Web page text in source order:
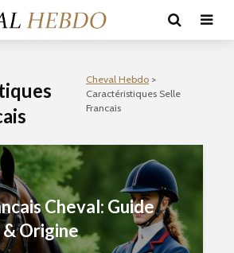
Cheval Hebdo >
Caractéristiques Selle
Francais
Cheval: Guide
Origine